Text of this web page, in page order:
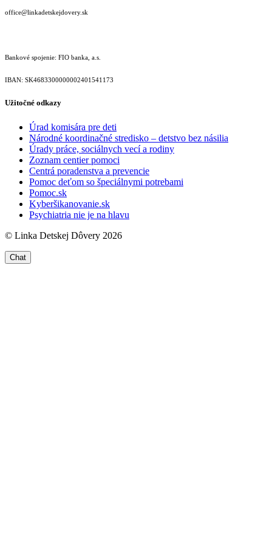
office@linkadetskejdovery.sk
Bankové spojenie: FIO banka, a.s.
IBAN: SK46833000000­02401541173
Užitočné odkazy
Úrad komisára pre deti
Národné koordinačné stredisko – detstvo bez násilia
Úrady práce, sociálnych vecí a rodiny
Zoznam centier pomoci
Centrá poradenstva a prevencie
Pomoc deťom so špeciálnymi potrebami
Pomoc.sk
Kyberšikanovanie.sk
Psychiatria nie je na hlavu
© Linka Detskej Dôvery 2026